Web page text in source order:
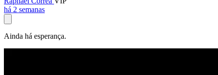
há 2 semanas
Ainda há esperança.